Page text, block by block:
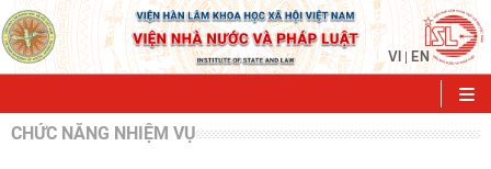
VI | EN
CHỨC NĂNG NHIỆM VỤ